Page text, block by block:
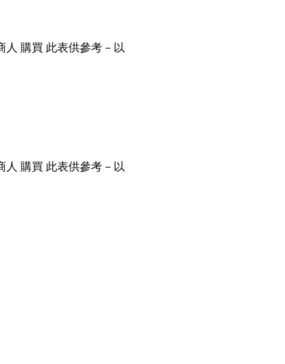
購買 此表供參考－以
購買 此表供參考－以